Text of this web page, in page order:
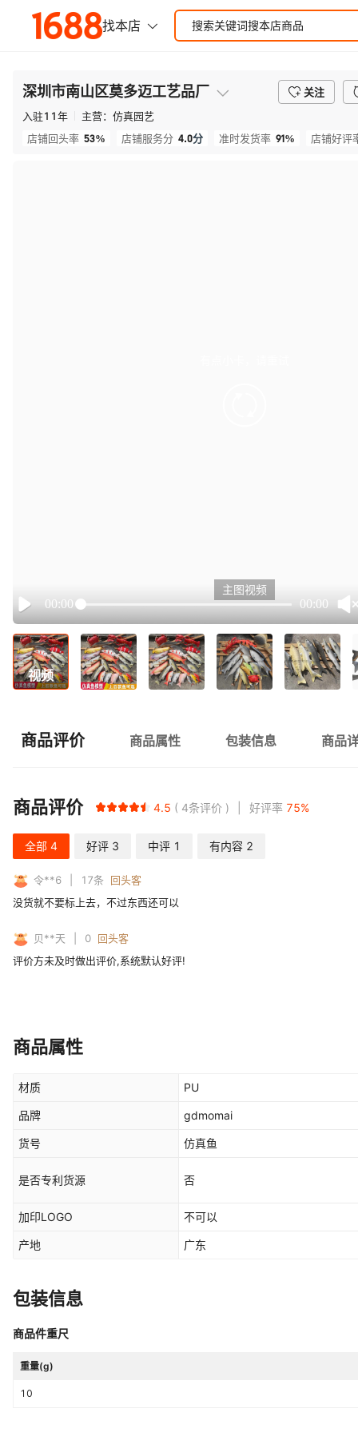
深圳市南山区莫多迈工艺品厂
关注
入驻11年 主营： 仿真园艺
店铺回头率 53% 店铺服务分 4.0分 准时发货率 91% 店铺好评
Play
00:00 00:00
主图视频
视频
商品评价 商品属性 包装信息 商品
商品评价 4.5 4条评价 好评率 75%
全部 4 好评 3 中评 1 有内容 2
令**6 17条 回头客
没货就不要标上去，不过东西还可以
贝**天 0 回头客
评价方未及时做出评价,系统默认好评!
商品属性
材质 PU
品牌 gdmomai
货号 仿真鱼
是否专利货源 否
加印LOGO 不可以
产地 广东
包装信息
商品件重尺
重量(g)
10